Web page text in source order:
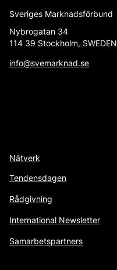
Sveriges Marknadsförbund
Nybrogatan 34
114 39 Stockholm, SWEDEN
info@svemarknad.se
Nätverk
Tendensdagen
Rådgivning
International Newsletter
Samarbetspartners